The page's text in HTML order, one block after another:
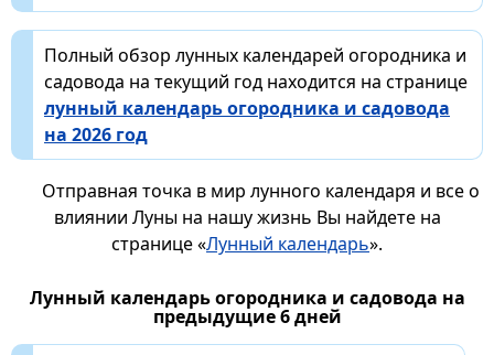
Полный обзор лунных календарей огородника и
садовода на текущий год находится на странице
лунный календарь огородника и садовода
на 2026 год
Отправная точка в мир лунного календаря и все о
влиянии Луны на нашу жизнь Вы найдете на
странице «Лунный календарь».
Лунный календарь огородника и садовода на
предыдущие 6 дней